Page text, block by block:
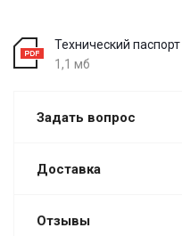
Технический
1,1 мб
Задать вопрос
Доставка
Отзывы